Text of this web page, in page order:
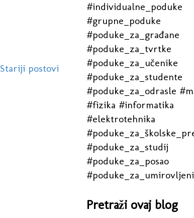
Stariji postovi
#individualne_poduke
#grupne_poduke
#poduke_za_građane
#poduke_za_tvrtke
#poduke_za_učenike
#poduke_za_studente
#poduke_za_odrasle
#fizika #informatika
#elektrotehnika
#poduke_za_studij
#poduke_za_posao
Pretraži ovaj blog